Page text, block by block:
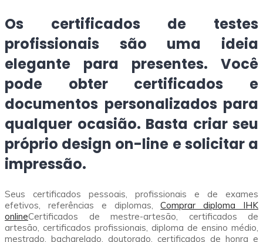
Os certificados de testes
profissionais são uma ideia
elegante para presentes. Você
pode obter certificados e
documentos personalizados para
qualquer ocasião. Basta criar seu
próprio design on-line e solicitar a
impressão.
Seus certificados pessoais, profissionais e de exames
efetivos, referências e diplomas,Comprar diploma IHK
onlineCertificados de mestre-artesão, certificados de
artesão, certificados profissionais, diploma de ensino médio,
mestrado, bacharelado, doutorado, certificados de honra e